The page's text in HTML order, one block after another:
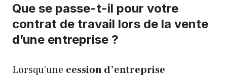
Que se passe-t-il pour votre
contrat de travail lors de la vente
d’une entreprise ?
Lorsqu’une cession d’entreprise